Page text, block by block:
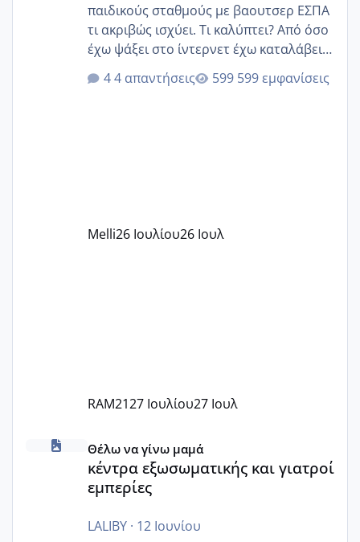
παιδικούς σταθμούς με βαουτσερ ΕΣΠΑ
τι ακριβώς ισχύει. Τι καλύπτει? Από όσο
έχω ψάξει στο ίντερνετ έχω καταλάβει
ότι το βαουτσερ καλύπτει όλα τα
δίδακτρα και τα τροφεια του ιδιωτικού
Εγώ πήγα σε έναν ιδιωτικό παιδικό στ
4 απαντήσεις 599 εμφανίσεις
Melli26 Ιουλίου26 Ιουλ
RAM2127 Ιουλίου27 Ιουλ
κέντρα εξωσωματικής και γιατροί εμπερίες
Θέλω να γίνω μαμά
κέντρα εξωσωματικής και γιατροί
εμπερίες
LALIBY· 12 Ιουνίου